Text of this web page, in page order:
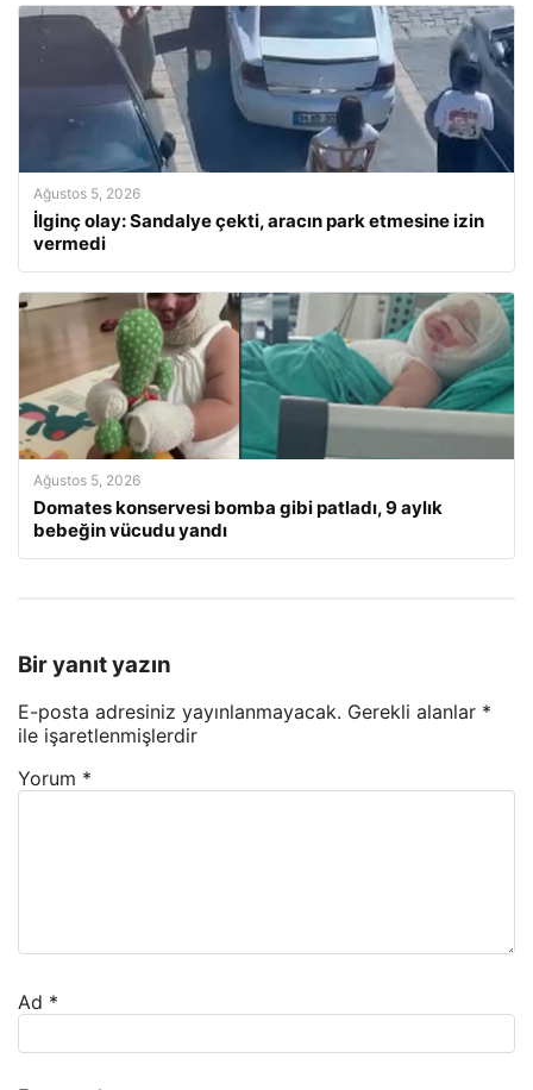
Ağustos 5, 2026
İlginç olay: Sandalye çekti, aracın park etmesine izin
vermedi
Ağustos 5, 2026
Domates konservesi bomba gibi patladı, 9 aylık
bebeğin vücudu yandı
Bir yanıt yazın
E-posta adresiniz yayınlanmayacak. Gerekli alanlar *
ile işaretlenmişlerdir
Yorum *
Ad *